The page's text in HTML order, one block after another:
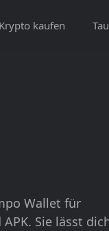
Krypto kaufen
Wallet für
Sie lässt